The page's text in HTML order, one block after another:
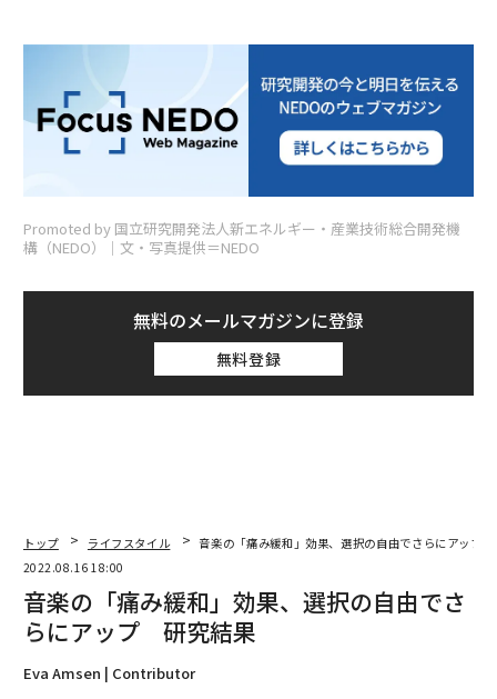
Promoted by 国立研究開発法人新エネルギー・産業技術総合開発機
構（NEDO）│文・写真提供＝NEDO
無料のメールマガジンに登録
無料登録
トップ ライフスタイル
音楽の「痛み緩和」効果、選択の自由でさらにアップ
2022.08.16 18:00
音楽の「痛み緩和」効果、選択の自由でさ
らにアップ 研究結果
Eva Amsen | Contributor